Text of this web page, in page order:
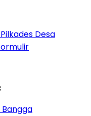
Desa